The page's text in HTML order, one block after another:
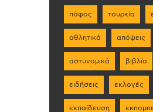
πάφος τουρκία
αθλητικά απόψεις
αστυνομικά βιβλίο
ειδήσεις εκλογές
εκπαίδευση